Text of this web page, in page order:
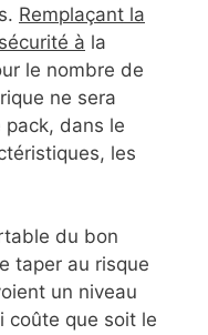
Remplaçant la
à la
le nombre de
ne sera
dans le
les
du bon
taper au risque
un niveau
coûte que soit le